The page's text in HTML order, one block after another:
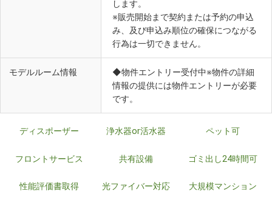
します。
※販売開始まで契約または予約の申込
み、及び申込み順位の確保につながる
行為は一切できません。
モデルルーム情報
◆物件エントリー受付中※物件の詳細
情報の提供には物件エントリーが必要
です。
ディスポーザー 浄水器or活水器 ペット可
フロントサービス 共有設備 ゴミ出し24時間可
性能評価書取得 光ファイバー対応 大規模マンション